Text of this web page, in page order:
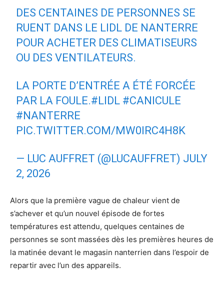
DES CENTAINES DE PERSONNES SE
RUENT DANS LE LIDL DE NANTERRE
POUR ACHETER DES CLIMATISEURS
OU DES VENTILATEURS.
LA PORTE D’ENTRÉE A ÉTÉ FORCÉE
PAR LA FOULE.#LIDL #CANICULE
#NANTERRE
PIC.TWITTER.COM/MW0IRC4H8K
— LUC AUFFRET (@LUCAUFFRET) JULY
2, 2026
Alors que la première vague de chaleur vient de
s’achever et qu’un nouvel épisode de fortes
températures est attendu, quelques centaines de
personnes se sont massées dès les premières heures de
la matinée devant le magasin nanterrien dans l’espoir de
repartir avec l’un des appareils.